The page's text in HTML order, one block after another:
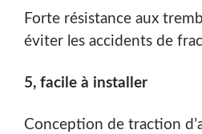
Forte résistance aux
éviter les accidents de
5, facile à installer
Conception de traction